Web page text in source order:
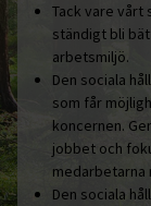
Tack vare
ständigt bli
arbetsmiljö.
Den sociala
som får
koncernen.
jobbet och
medarbetarna
Den sociala